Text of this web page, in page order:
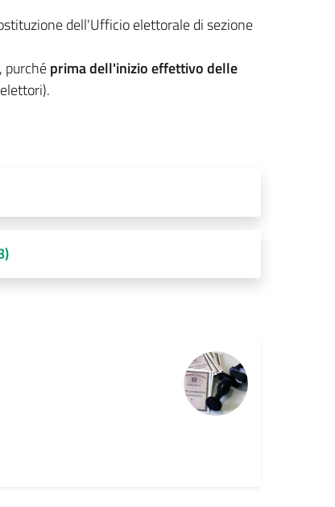
dell'Ufficio elettorale di sezione
purchéprima dell'inizio effettivo delle